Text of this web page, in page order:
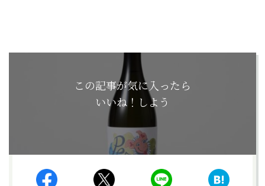
この記事が気に入ったら
いいね！しよう